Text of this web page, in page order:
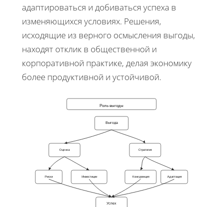
адаптироваться и добиваться успеха в
изменяющихся условиях. Решения,
исходящие из верного осмысления выгоды,
находят отклик в общественной и
корпоративной практике, делая экономику
более продуктивной и устойчивой.
Роль выгоды
Выгода
Оценка Стратегия
Риски Инвестиции Конкуренция Адаптация
Успех